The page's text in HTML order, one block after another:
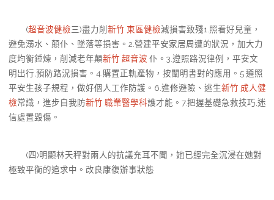
(超音波健檢三)盡力削 新竹 東區健檢減損害致殘1.照看好兒童，
避免溺水、顛仆、墜落等損害。2.營建平安家居周遭的狀況，加大力
度均衡錘煉，削減老年顛新竹 超音波 仆。3.遵照路況律例，平安文
明出行,預防路況損害。4.購置正軌產物，按闡明書對的應用。5.遵照
平安生孩子規程，做好個人工作防護。6.進修避險、逃生新竹 成人健
檢常識，進步自我防新竹 職業醫學科護才能。7.把握基礎急救技巧,迷
信處置毀傷。
(四)明顯林天秤對兩人的抗議充耳不聞，她已經完全沉浸在她對
極致平衡的追求中。改良康復辦事狀態